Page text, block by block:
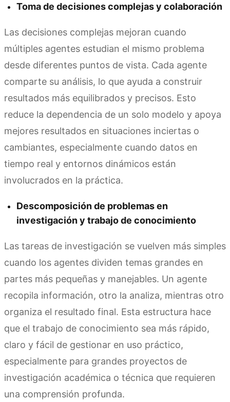
Toma de decisiones complejas y colaboración
Las decisiones complejas mejoran cuando
múltiples agentes estudian el mismo problema
desde diferentes puntos de vista. Cada agente
comparte su análisis, lo que ayuda a construir
resultados más equilibrados y precisos. Esto
reduce la dependencia de un solo modelo y apoya
mejores resultados en situaciones inciertas o
cambiantes, especialmente cuando datos en
tiempo real y entornos dinámicos están
involucrados en la práctica.
Descomposición de problemas en
investigación y trabajo de conocimiento
Las tareas de investigación se vuelven más simples
cuando los agentes dividen temas grandes en
partes más pequeñas y manejables. Un agente
recopila información, otro la analiza, mientras otro
organiza el resultado final. Esta estructura hace
que el trabajo de conocimiento sea más rápido,
claro y fácil de gestionar en uso práctico,
especialmente para grandes proyectos de
investigación académica o técnica que requieren
una comprensión profunda.